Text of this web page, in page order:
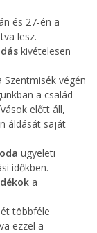
és 27-én a
lesz.
kivételesen
Szentmisék végén
a család
előtt áll,
áldását saját
ügyeleti
időkben.
a
többféle
ezzel a